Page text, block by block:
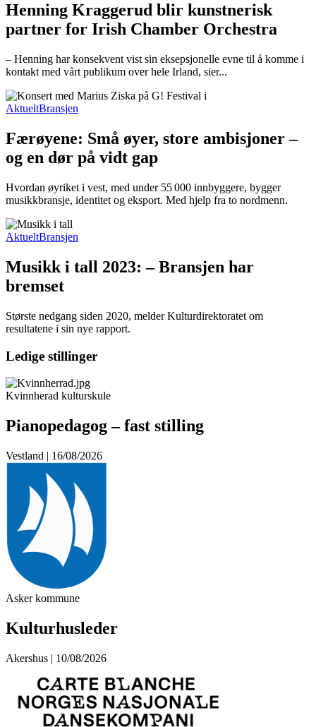
Henning Kraggerud blir kunstnerisk
partner for Irish Chamber Orchestra
– Henning har konsekvent vist sin eksepsjonelle evne til å komme i
kontakt med vårt publikum over hele Irland, sier...
AktueltBransjen
Færøyene: Små øyer, store ambisjoner –
og en dør på vidt gap
Hvordan øyriket i vest, med under 55 000 innbyggere, bygger
musikkbransje, identitet og eksport. Med hjelp fra to nordmenn.
AktueltBransjen
Musikk i tall 2023: – Bransjen har
bremset
Største nedgang siden 2020, melder Kulturdirektoratet om
resultatene i sin nye rapport.
Ledige stillinger
Kvinnherad kulturskule
Pianopedagog – fast stilling
Vestland | 16/08/2026
Asker kommune
Kulturhusleder
Akershus | 10/08/2026